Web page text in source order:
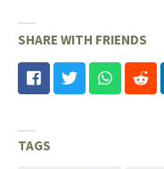
SHARE WITH FRIENDS
TAGS